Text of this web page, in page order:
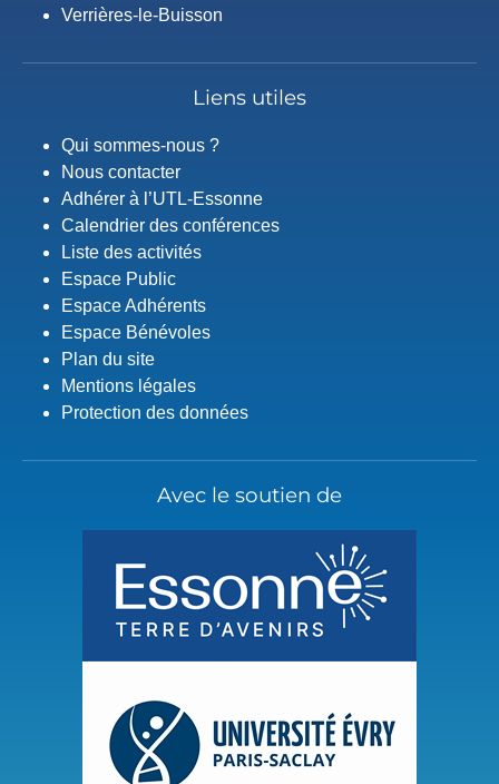
Verrières-le-Buisson
Liens utiles
Qui sommes-nous ?
Nous contacter
Adhérer à l’UTL-Essonne
Calendrier des conférences
Liste des activités
Espace Public
Espace Adhérents
Espace Bénévoles
Plan du site
Mentions légales
Protection des données
Avec le soutien de